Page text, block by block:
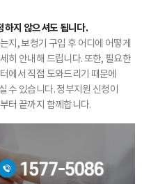
하지 않으셔도 됩니다.
지, 보청기 구입 후 어디에 어떻게
히 안내해 드립니다. 또한, 필요한
에서 직접 도와드리기 때문에
수 있습니다. 정부지원 신청이
터 끝까지 함께합니다.